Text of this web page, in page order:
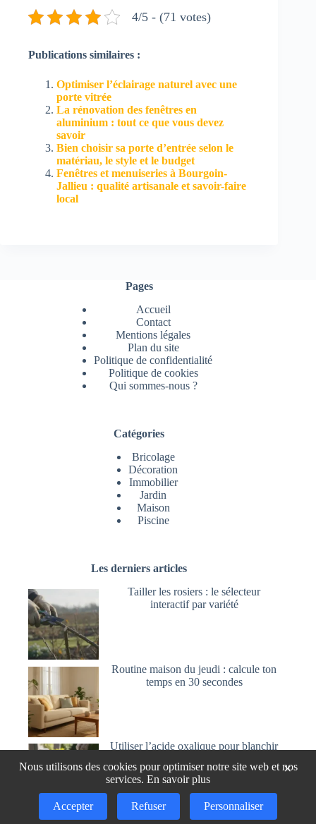
4/5 - (71 votes)
Publications similaires :
Optimiser l’éclairage naturel avec une
porte vitrée
La rénovation des fenêtres en
aluminium : tout ce que vous devez
savoir
Bien choisir sa porte d’entrée selon le
matériau, le style et le budget
Fenêtres et menuiseries à Bourgoin-
Jallieu : qualité artisanale et savoir-faire
local
Pages
Accueil
Contact
Mentions légales
Plan du site
Politique de confidentialité
Politique de cookies
Qui sommes-nous ?
Catégories
Bricolage
Décoration
Immobilier
Jardin
Maison
Piscine
Les derniers articles
Tailler les rosiers : le sélecteur
interactif par variété
Routine maison du jeudi : calcule ton
temps en 30 secondes
Utiliser l’acide oxalique pour blanchir
×
Nous utilisons des cookies pour optimiser notre site web et nos
services. En savoir plus
Accepter Refuser Personnaliser